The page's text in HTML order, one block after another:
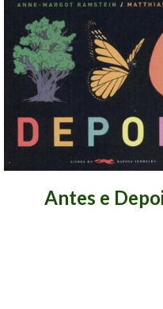
Antes e